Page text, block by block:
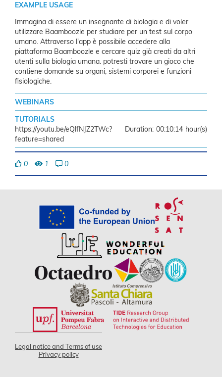
EXAMPLE USAGE
Immagina di essere un insegnante di biologia e di voler
utilizzare Baamboozle per studiare per un test sul corpo
umano. Attraverso l'app è possibile accedere alla
piattaforma Baamboozle e cercare quiz già creati da altri
utenti sulla biologia umana. potresti trovare un gioco che
contiene domande su organi, sistemi corporei e funzioni
fisiologiche.
WEBINARS
TUTORIALS
https://youtu.be/eQlfNJZ2TWc?
feature=shared
00:10:14
0 1 0
Legal notice and Terms of use
Privacy policy